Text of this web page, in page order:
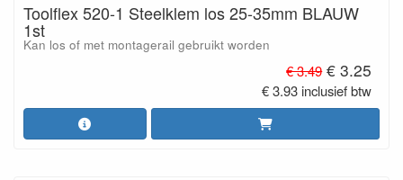
Toolflex 520-1 Steelklem los 25-35mm BLAUW
1st
Kan los of met montagerail gebruikt worden
€ 3.49 € 3.25
€ 3.93 inclusief btw